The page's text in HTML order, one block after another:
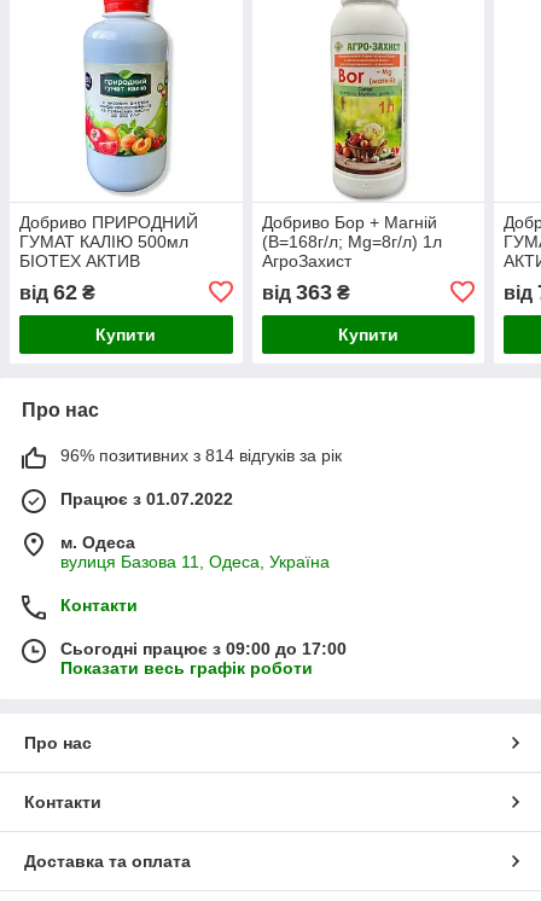
Добриво ПРИРОДНИЙ
ГУМАТ КАЛІЮ 500мл
БІОТЕХ АКТИВ
від 62 ₴
Купити
Добриво Бор + Магній
(В=168г/л; Mg=8г/л) 1л
АгроЗахист
від 363₴
Купити
від
Про нас
96% позитивних з 814 відгуків за рік
Працює з 01.07.2022
м. Одеса
вулиця Базова 11, Одеса, Україна
Контакти
Сьогодні працює з 09:00 до 17:00
Показати весь графік роботи
Про нас
Контакти
Доставка та оплата